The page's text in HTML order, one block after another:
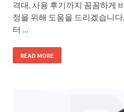
격대, 사용 후기까지 꼼꼼하게
정을 위해 도움을 드리겠습니
터 …
READ MORE